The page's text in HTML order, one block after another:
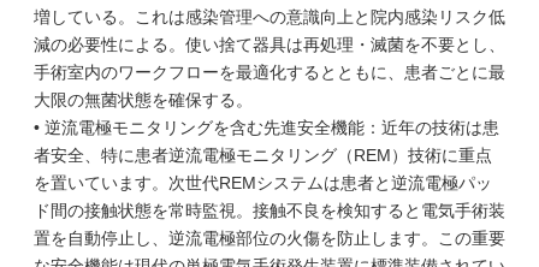
増している。これは感染管理への意識向上と院内感染リスク低
減の必要性による。使い捨て器具は再処理・滅菌を不要とし、
手術室内のワークフローを最適化するとともに、患者ごとに最
大限の無菌状態を確保する。
• 逆流電極モニタリングを含む先進安全機能：近年の技術は患
者安全、特に患者逆流電極モニタリング（REM）技術に重点
を置いています。次世代REMシステムは患者と逆流電極パッ
ド間の接触状態を常時監視。接触不良を検知すると電気手術装
置を自動停止し、逆流電極部位の火傷を防止します。この重要